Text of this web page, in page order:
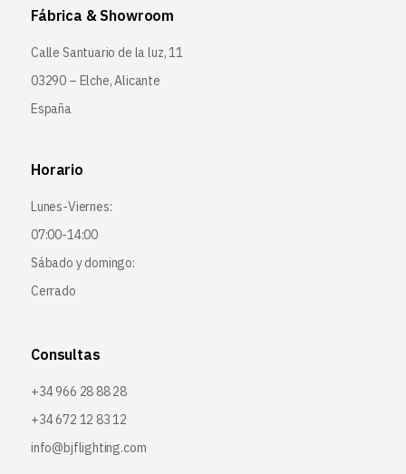
Fábrica & Showroom
Calle Santuario de la luz, 11
03290 – Elche, Alicante
España
Horario
Lunes-Viernes:
07:00-14:00
Sábado y domingo:
Cerrado
Consultas
+34 966 28 88 28
+34 672 12 83 12
info@bjflighting.com